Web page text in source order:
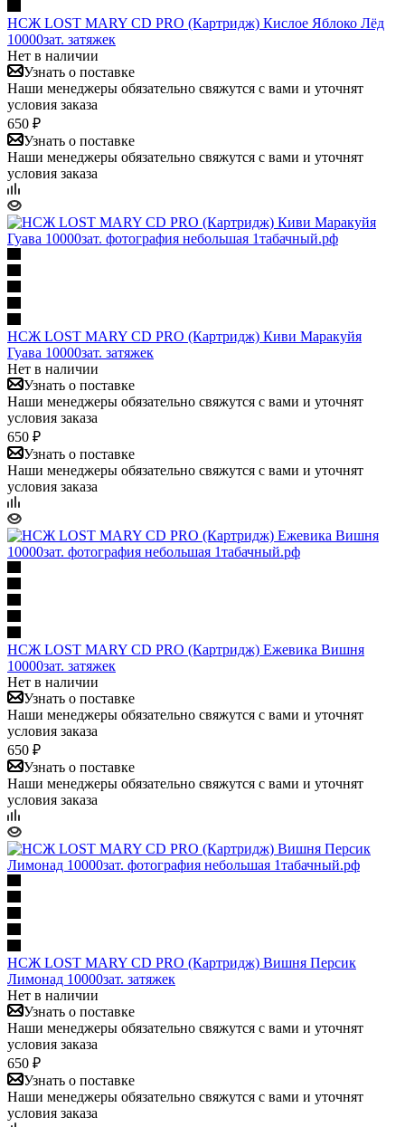
НСЖ LOST MARY CD PRO (Картридж) Кислое Яблоко Лёд
10000зат. затяжек
Нет в наличии
Узнать о поставке
Наши менеджеры обязательно свяжутся с вами и уточнят
условия заказа
650 ₽
Узнать о поставке
Наши менеджеры обязательно свяжутся с вами и уточнят
условия заказа
НСЖ LOST MARY CD PRO (Картридж) Киви Маракуйя
Гуава 10000зат. затяжек
Нет в наличии
Узнать о поставке
Наши менеджеры обязательно свяжутся с вами и уточнят
условия заказа
650 ₽
Узнать о поставке
Наши менеджеры обязательно свяжутся с вами и уточнят
условия заказа
НСЖ LOST MARY CD PRO (Картридж) Ежевика Вишня
10000зат. затяжек
Нет в наличии
Узнать о поставке
Наши менеджеры обязательно свяжутся с вами и уточнят
условия заказа
650 ₽
Узнать о поставке
Наши менеджеры обязательно свяжутся с вами и уточнят
условия заказа
НСЖ LOST MARY CD PRO (Картридж) Вишня Персик
Лимонад 10000зат. затяжек
Нет в наличии
Узнать о поставке
Наши менеджеры обязательно свяжутся с вами и уточнят
условия заказа
650 ₽
Узнать о поставке
Наши менеджеры обязательно свяжутся с вами и уточнят
условия заказа